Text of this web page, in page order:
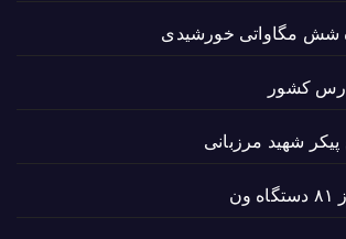
شش مگاواتی خورشیدی
کشور
پیکر شهید مرزبانی